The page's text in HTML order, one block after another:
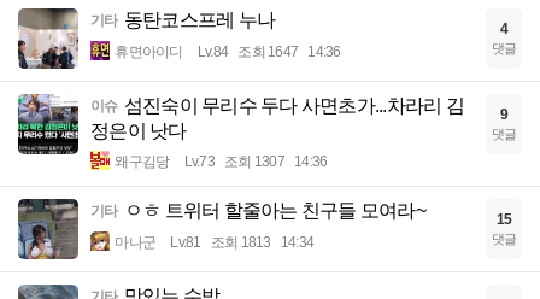
기타 동탄코스프레 누나
휴면아이디 Lv.84 조회 1647 14:36
4
댓글
이슈 섬진숙이 무리수 두다 사면초가...차라리 김
정은이 낫다
왜구김당 Lv.73 조회 1307 14:36
9
댓글
기타 ㅇㅎ 트위터 할줄아는 친구들 모여라~
마나군 Lv.81 조회 1813 14:34
15
댓글